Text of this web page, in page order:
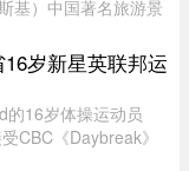
基）中国著名旅游景
大淹水。游客最爱逛
众 ...
岁新星英联邦运
的16岁体操运动员
CBC《Daybreak》